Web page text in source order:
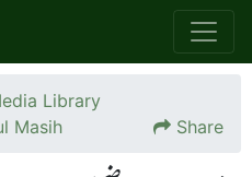
Library
Masih
Share